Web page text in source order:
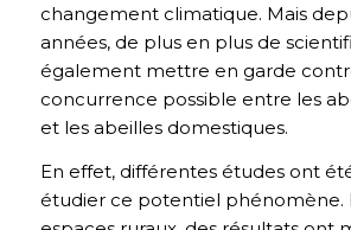
changement climatique. Mais
années, de plus en plus de
également mettre en garde
concurrence possible entre les
et les abeilles domestiques.
En effet, différentes études ont
étudier ce potentiel phénomène.